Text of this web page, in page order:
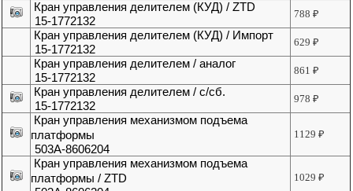
Кран управления делителем (КУД) / ZTD
15-1772132
788₽
Кран управления делителем (КУД) / Импорт
15-1772132
629₽
Кран управления делителем / аналог
15-1772132
861₽
Кран управления делителем / с/сб.
15-1772132
978₽
Кран управления механизмом подъема
платформы
503А-8606204
1129₽
Кран управления механизмом подъема
платформы / ZTD
1029₽